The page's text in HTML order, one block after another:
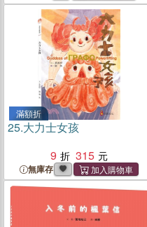
滿額折
25.大力士女孩
9
315
無庫存